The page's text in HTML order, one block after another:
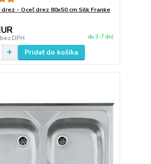
drez - Oceľ drez 80x50 cm Silk Franke
bez DPH do 3-7 dní
Pridať do košíka